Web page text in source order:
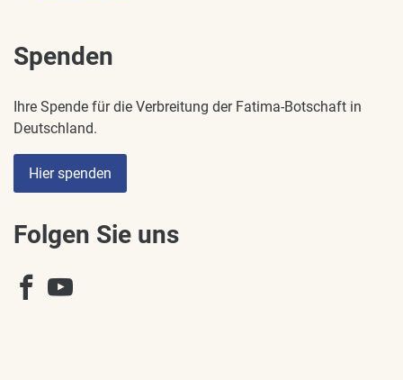
Spenden
Ihre Spende für die Verbreitung der Fatima-Botschaft in
Deutschland.
Hier spenden
Folgen Sie uns